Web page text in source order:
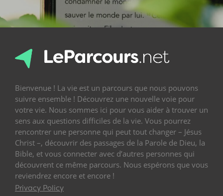
Bienvenue ! La vie est un parcours que nous pouvons
suivre ensemble ! Découvrez une nouvelle voie pour
votre vie. Nous sommes ici pour vous aider à trouver un
sens aux questions difficiles de la vie. Vous pourrez
rencontrer une personne qui peut tout changer – Jésus
Christ –, découvrir des passages de la Parole de Dieu, la
Bible, et vous connecter avec d’autres personnes qui
découvrent ce même parcours. Nous espérons que vous
reviendrez encore et encore !
Privacy Policy